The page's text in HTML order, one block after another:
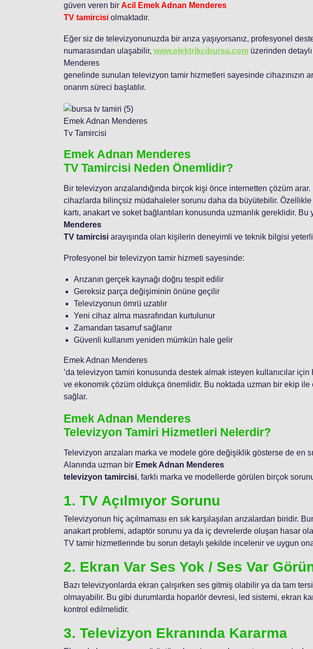
güven veren bir Acil Emek Adnan Menderes
TV tamircisi olmaktadır.
Eğer siz de televizyonunuzda bir arıza yaşıyorsanız, profesyonel
numarasından ulaşabilir, www.elektrikcibursa.com üzerinden
Menderes
genelinde sunulan televizyon tamir hizmetleri sayesinde cihazınızın
onarım süreci başlatılır.
Emek Adnan Menderes
Tv Tamircisi
Emek Adnan Menderes
TV Tamircisi Neden Önemlidir?
Bir televizyon arızalandığında birçok kişi önce internetten çözüm
cihazlarda bilinçsiz müdahaleler sorunu daha da büyütebilir.
kartı, anakart ve soket bağlantıları konusunda uzmanlık gereklidir. Bu
Menderes
TV tamircisi arayışında olan kişilerin deneyimli ve teknik bilgisi
Profesyonel bir televizyon tamir hizmeti sayesinde:
Arızanın gerçek kaynağı doğru tespit edilir
Gereksiz parça değişiminin önüne geçilir
Televizyonun ömrü uzatılır
Yeni cihaz alma masrafından kurtulunur
Zamandan tasarruf sağlanır
Güvenli kullanım yeniden mümkün hale gelir
Emek Adnan Menderes
’da televizyon tamiri konusunda destek almak isteyen kullanıcılar için
ve ekonomik çözüm oldukça önemlidir. Bu noktada uzman bir ekip ile
sağlar.
Emek Adnan Menderes
Televizyon Tamiri Hizmetleri Nelerdir?
Televizyon arızaları marka ve modele göre değişiklik gösterse de en
Alanında uzman bir Emek Adnan Menderes
televizyon tamircisi, farklı marka ve modellerde görülen birçok
1. TV Açılmıyor Sorunu
Televizyonun hiç açılmaması en sık karşılaşılan arızalardan biridir.
anakart problemi, adaptör sorunu ya da iç devrelerde oluşan hasar
TV tamir hizmetlerinde bu sorun detaylı şekilde incelenir ve uygun
2. Ekran Var Ses Yok / Ses Var
Bazı televizyonlarda ekran çalışırken ses gitmiş olabilir ya da tam
olmayabilir. Bu gibi durumlarda hoparlör devresi, led sistemi, ekran
kontrol edilmelidir.
3. Televizyon Ekranında Kararma